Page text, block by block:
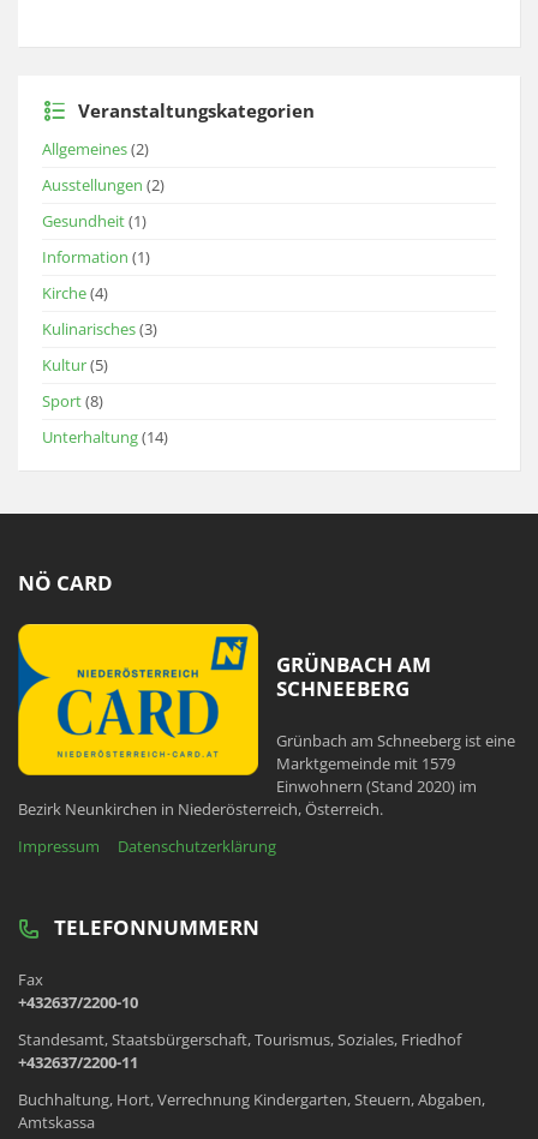
Veranstaltungskategorien
Allgemeines(2)
Ausstellungen (2)
Gesundheit(1)
Information (1)
Kirche(4)
Kulinarisches(3)
Kultur(5)
Sport(8)
Unterhaltung(14)
NÖ CARD
GRÜNBACH AM
SCHNEEBERG
Grünbach am Schneeberg ist eine
Marktgemeinde mit 1579
Einwohnern (Stand 2020) im
Bezirk Neunkirchen in Niederösterreich, Österreich.
Impressum
Datenschutzerklärung
TELEFONNUMMERN
Fax
+432637/2200-10
Standesamt, Staatsbürgerschaft, Tourismus, Soziales, Friedhof
+432637/2200-11
Buchhaltung, Hort, Verrechnung Kindergarten, Steuern, Abgaben,
Amtskassa